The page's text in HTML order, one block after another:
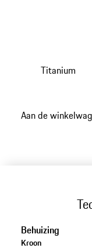
Titanium
Aan de
Behuizing
Kroon